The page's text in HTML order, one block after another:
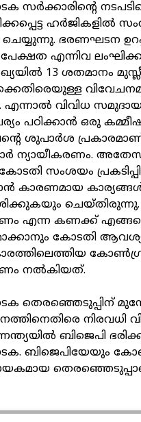
സർക്കാരിന്റെ
ഹർജികളിൽ
ചെയ്യുന്നു. ഭരണഘടന
എന്നിവ
13 ശതമാനം
എന്നാൽ വിവിധ
പഠിക്കാൻ ഒരു
ശുപാർശ
ന്യായീകരണം.
സംശയം
കാരണമായ
എന്ന കണക്ക്
കോടതി
നൽകിയത്.
തെരഞ്ഞെടുപ്പിന്
ബിജെപി
ബിജെപിയേയും